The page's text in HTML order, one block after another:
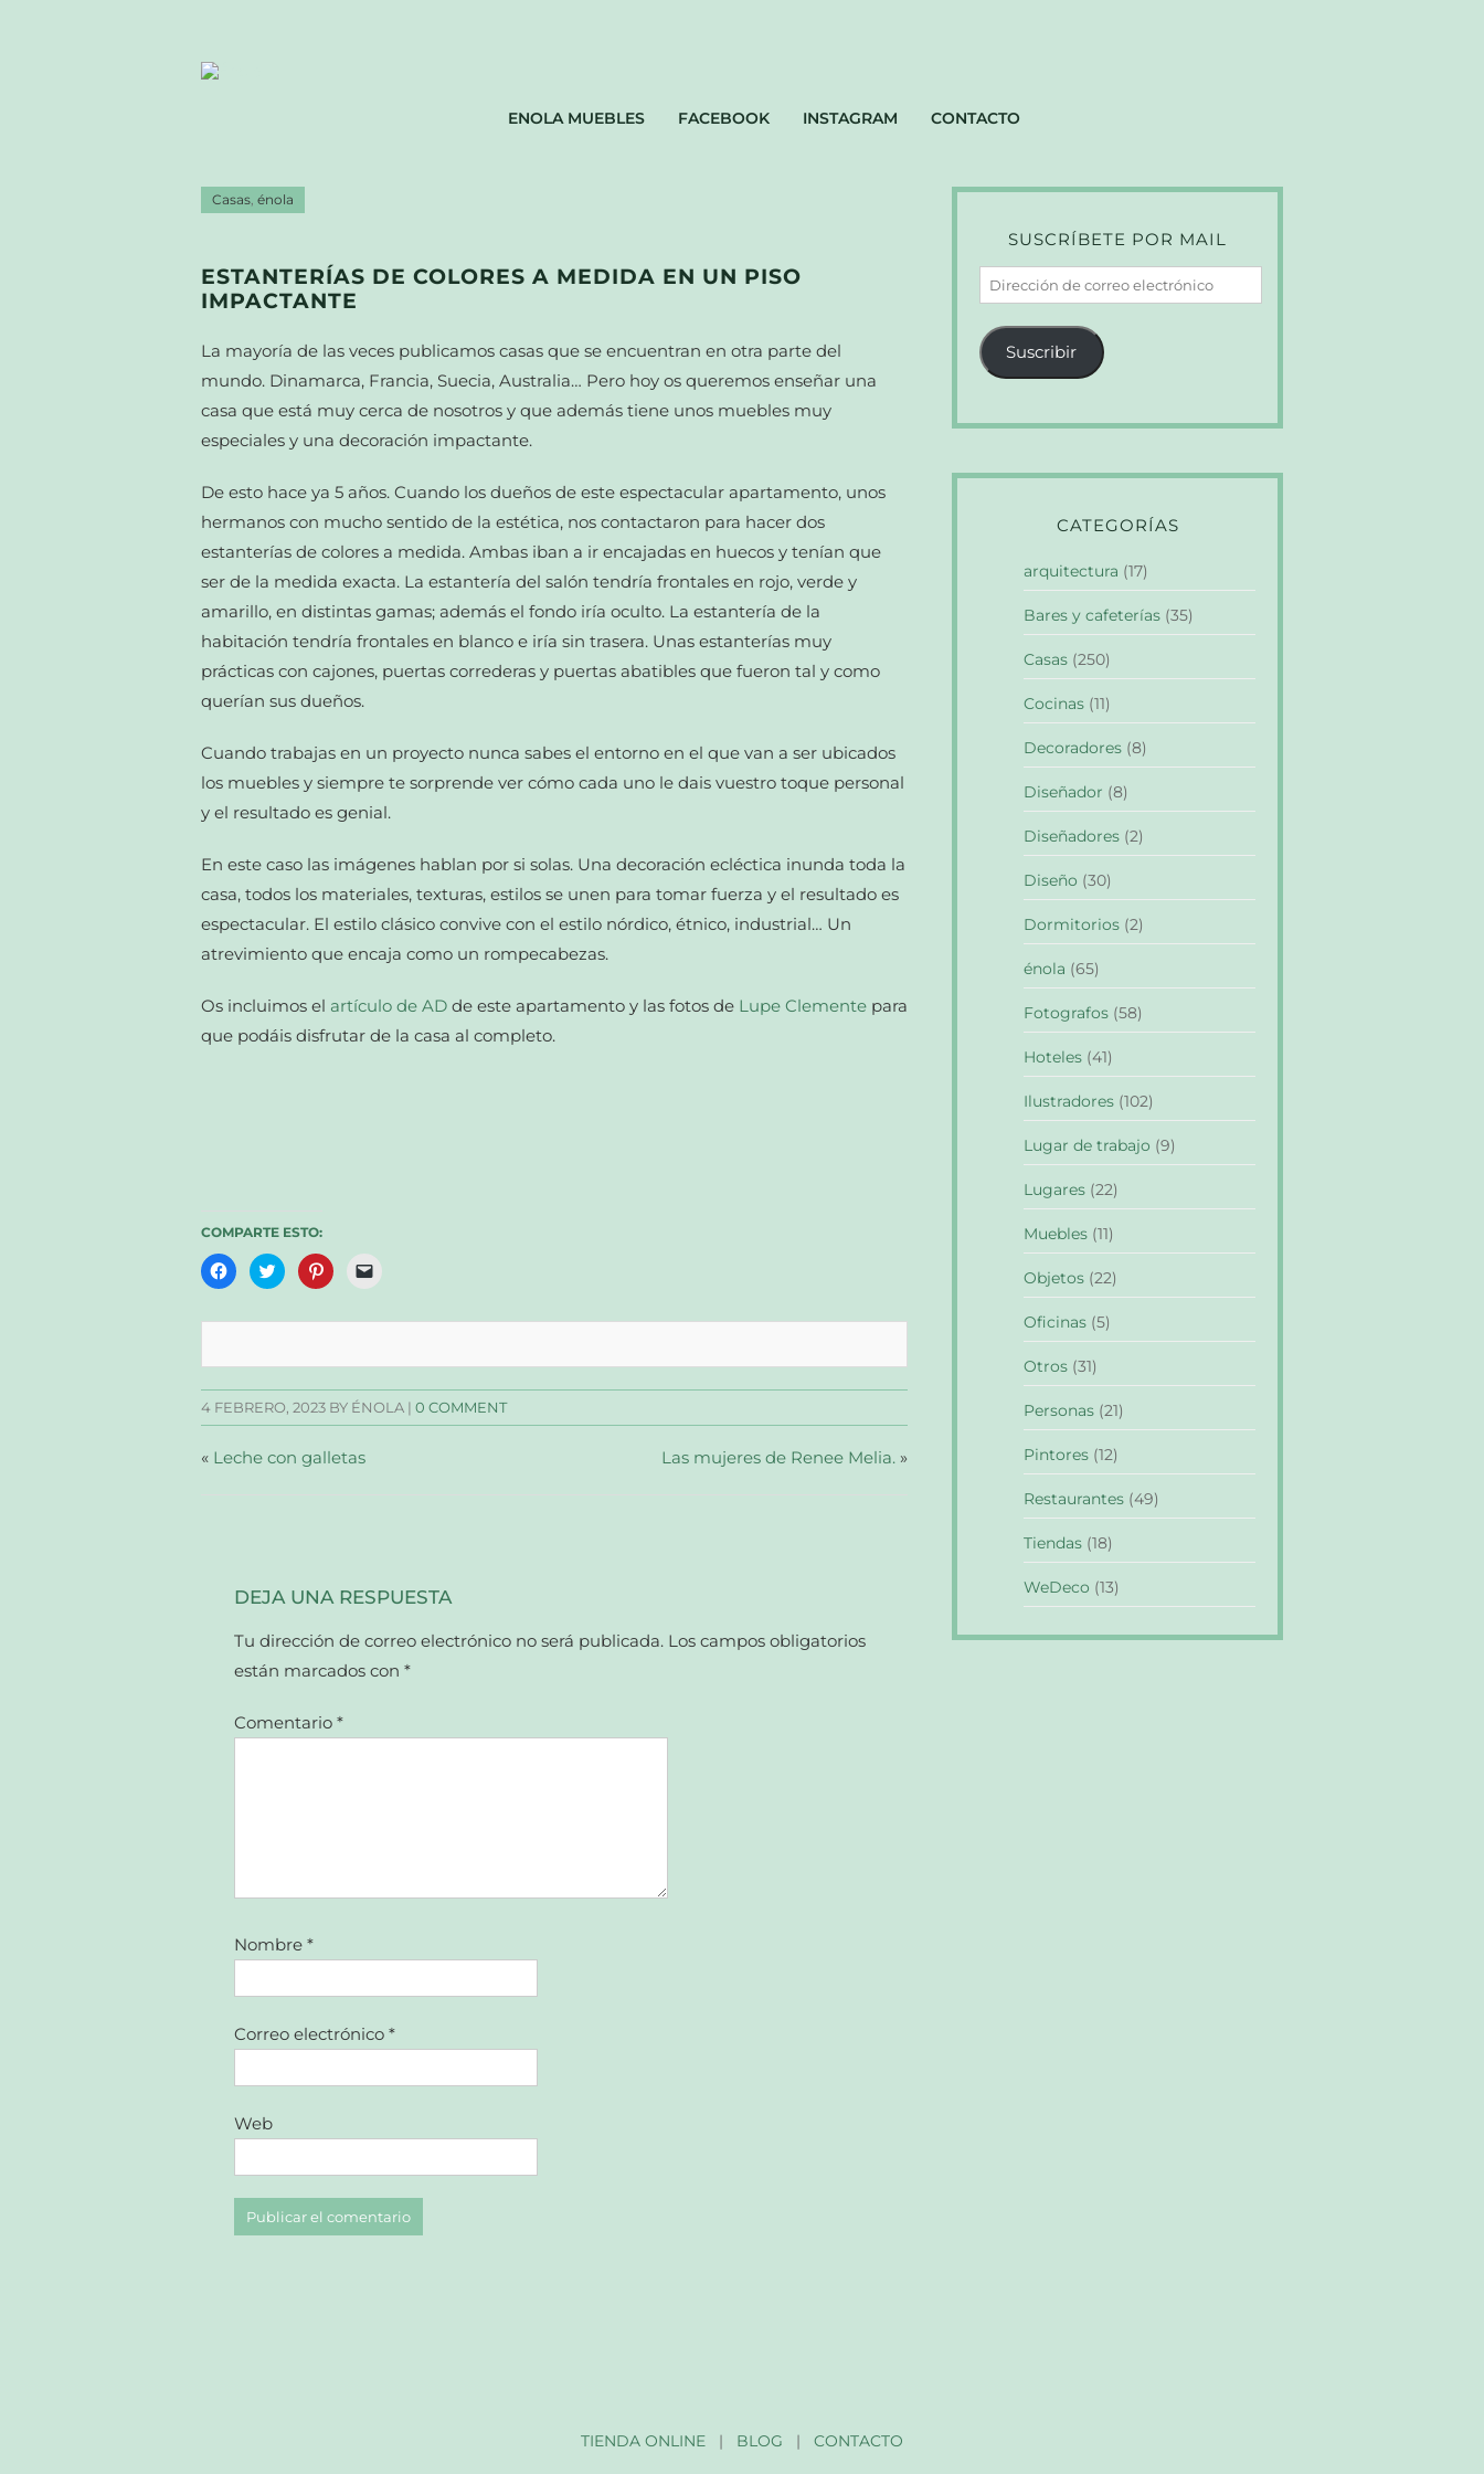
ENOLA MUEBLES FACEBOOK INSTAGRAM CONTACTO
Casas, énola
ESTANTERÍAS DE COLORES A MEDIDA EN UN PISO
IMPACTANTE
La mayoría de las veces publicamos casas que se encuentran en otra parte del
mundo. Dinamarca, Francia, Suecia, Australia… Pero hoy os queremos enseñar una
casa que está muy cerca de nosotros y que además tiene unos muebles muy
especiales y una decoración impactante.
De esto hace ya 5 años. Cuando los dueños de este espectacular apartamento, unos
hermanos con mucho sentido de la estética, nos contactaron para hacer dos
estanterías de colores a medida. Ambas iban a ir encajadas en huecos y tenían que
ser de la medida exacta. La estantería del salón tendría frontales en rojo, verde y
amarillo, en distintas gamas; además el fondo iría oculto. La estantería de la
habitación tendría frontales en blanco e iría sin trasera. Unas estanterías muy
prácticas con cajones, puertas correderas y puertas abatibles que fueron tal y como
querían sus dueños.
Cuando trabajas en un proyecto nunca sabes el entorno en el que van a ser ubicados
los muebles y siempre te sorprende ver cómo cada uno le dais vuestro toque personal
y el resultado es genial.
En este caso las imágenes hablan por si solas. Una decoración ecléctica inunda toda la
casa, todos los materiales, texturas, estilos se unen para tomar fuerza y el resultado es
espectacular. El estilo clásico convive con el estilo nórdico, étnico, industrial… Un
atrevimiento que encaja como un rompecabezas.
Os incluimos el artículo de AD de este apartamento y las fotos de Lupe Clemente para
que podáis disfrutar de la casa al completo.
COMPARTE ESTO:
Haz
clic
en
abre
una
ventana
nueva)
Haz
clic
en
abre
una
ventana
nueva)
Haz
clic
en
abre
una
ventana
nueva)
Haz
clic
un
correo
a
un
amigo
4 FEBRERO, 2023 BY ÉNOLA | 0 COMMENT
« Leche con galletas Las mujeres de Renee Melia. »
DEJA UNA RESPUESTA
Tu dirección de correo electrónico no será publicada. Los campos obligatorios
están marcados con *
Comentario *
Nombre *
Correo electrónico *
Web
SUSCRÍBETE POR MAIL
Dirección
de
correo
electrónico
Suscribir
CATEGORÍAS
arquitectura (17)
Bares y cafeterías (35)
Casas (250)
Cocinas (11)
Decoradores (8)
Diseñador (8)
Diseñadores (2)
Diseño (30)
Dormitorios (2)
énola (65)
Fotografos (58)
Hoteles (41)
Ilustradores (102)
Lugar de trabajo (9)
Lugares (22)
Muebles (11)
Objetos (22)
Oficinas (5)
Otros (31)
Personas (21)
Pintores (12)
Restaurantes (49)
Tiendas (18)
WeDeco (13)
TIENDA ONLINE | BLOG | CONTACTO